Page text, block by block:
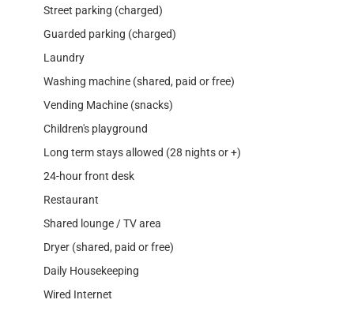
Street parking (charged)
Guarded parking (charged)
Laundry
Washing machine (shared, paid or free)
Vending Machine (snacks)
Children's playground
Long term stays allowed (28 nights or +)
24-hour front desk
Restaurant
Shared lounge / TV area
Dryer (shared, paid or free)
Daily Housekeeping
Wired Internet